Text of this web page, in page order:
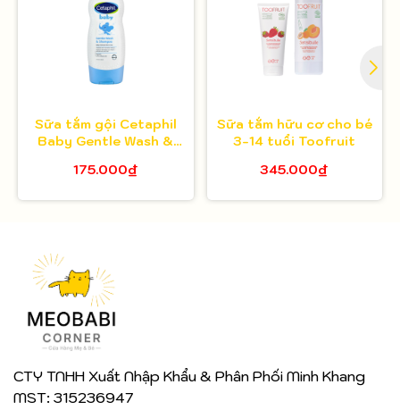
Sữa tắm gội Cetaphil
Baby Gentle Wash &
175.000₫
Sữa tắm hữu cơ cho bé
3-14 tuổi Toofruit
345.000₫
CTY TNHH Xuất Nhập Khẩu & Phân Phối Minh Khang
MST: 315236947